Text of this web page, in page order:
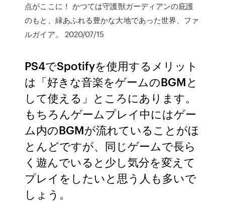
点がここに！ かつては守護獣ガーディアンの庇護
のもと、緑あふれる豊かな大地であった世界、ファ
ルガイア。 2020/07/15
PS4でSpotifyを使用するメリット
は「好きな音楽をゲームのBGMと
して使える」ところにあります。
もちろんゲームプレイ中にはゲー
ム内のBGMが流れていることがほ
とんどですが、同じゲームで長ら
く遊んでいると少し気分を変えて
プレイをしたいと思う人も多いで
しょう。